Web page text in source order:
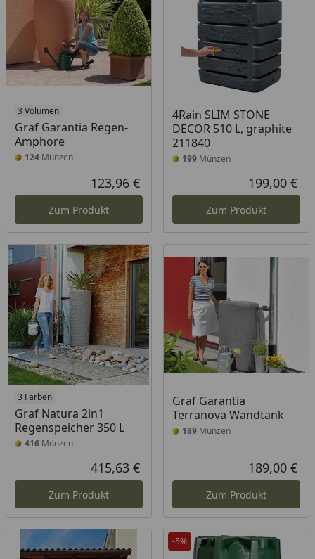
3 Volumen
Graf Garantia Regen-
Amphore
124 Münzen
Aktueller Preis
123,96 €
Zum Produkt
4Rain SLIM STONE
DECOR 510 L, graphite
211840
199Münzen
199,00 €
Zum Produkt
3 Farben
Graf Natura 2in1
Regenspeicher 350 L
416 Münzen
Aktueller Preis
415,63 €
Zum Produkt
Graf Garantia
Terranova Wandtank
189Münzen
189,00 €
Zum Produkt
-5%